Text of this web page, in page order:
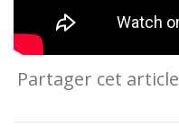
Partager cet article